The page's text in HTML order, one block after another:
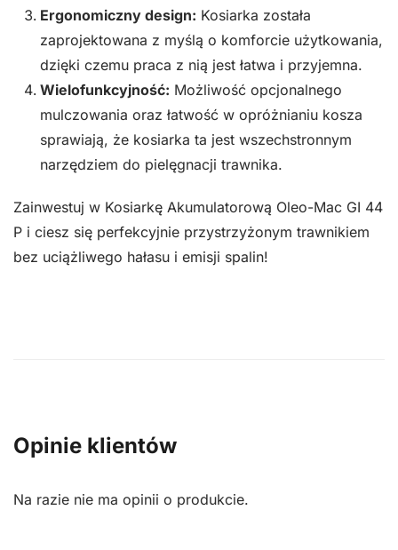
Ergonomiczny design: Kosiarka została
zaprojektowana z myślą o komforcie użytkowania,
dzięki czemu praca z nią jest łatwa i przyjemna.
Wielofunkcyjność: Możliwość opcjonalnego
mulczowania oraz łatwość w opróżnianiu kosza
sprawiają, że kosiarka ta jest wszechstronnym
narzędziem do pielęgnacji trawnika.
Zainwestuj w Kosiarkę Akumulatorową Oleo-Mac GI 44
P i ciesz się perfekcyjnie przystrzyżonym trawnikiem
bez uciążliwego hałasu i emisji spalin!
Opinie klientów
Na razie nie ma opinii o produkcie.